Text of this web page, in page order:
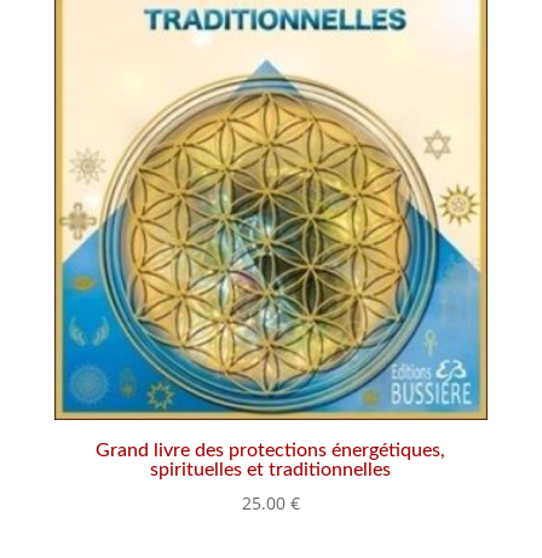
Grand livre des protections énergétiques,
spirituelles et traditionnelles
25.00 €